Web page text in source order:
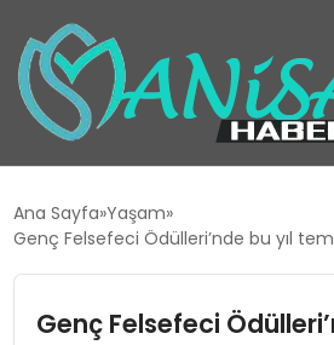
EKONOMI
Ana Sayfa Yaşam
Genç Felsefeci Ödülleri’nde bu yıl
Genç Felsefeci